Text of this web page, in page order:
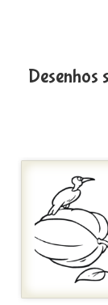
Desenhos